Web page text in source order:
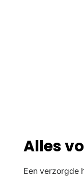
Alles
Een verzorgde